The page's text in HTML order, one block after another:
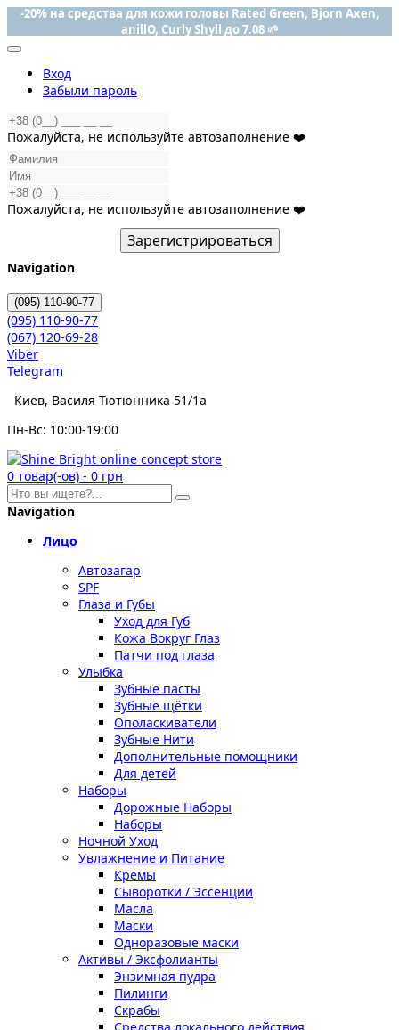
-20% на средства для кожи головы Rated Green, Bjorn Axen,
anillO, Curly Shyll до 7.08 🌱
Вход
Забыли пароль
Пожалуйста, не используйте автозаполнение ❤️
Пожалуйста, не используйте автозаполнение ❤️
Зарегистрироваться
Navigation
(095) 110-90-77
(095) 110-90-77
(067) 120-69-28
Viber
Telegram
Киев, Василя Тютюнника 51/1а
Пн-Вс: 10:00-19:00
0 товар(-ов) - 0 грн
Navigation
Лицо
Автозагар
SPF
Глаза и Губы
Уход для Губ
Кожа Вокруг Глаз
Патчи под глаза
Улыбка
Зубные пасты
Зубные щётки
Ополаскиватели
Зубные Нити
Дополнительные помощники
Для детей
Наборы
Дорожные Наборы
Наборы
Ночной Уход
Увлажнение и Питание
Кремы
Сыворотки / Эссенции
Масла
Маски
Одноразовые маски
Активы / Эксфолианты
Энзимная пудра
Пилинги
Скрабы